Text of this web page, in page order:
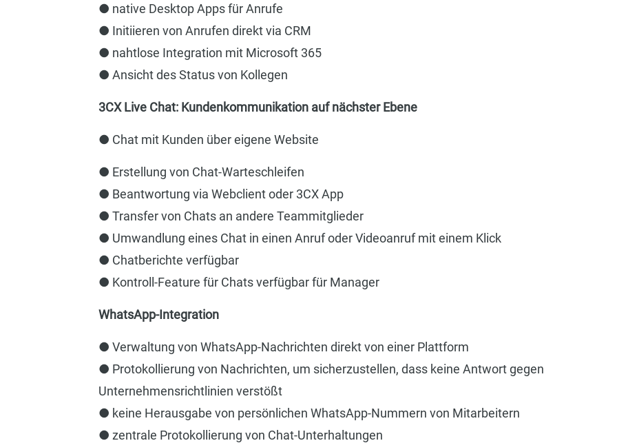
● native Desktop Apps für Anrufe
● Initiieren von Anrufen direkt via CRM
● nahtlose Integration mit Microsoft 365
● Ansicht des Status von Kollegen
3CX Live Chat: Kundenkommunikation auf nächster Ebene
● Chat mit Kunden über eigene Website
● Erstellung von Chat-Warteschleifen
● Beantwortung via Webclient oder 3CX App
● Transfer von Chats an andere Teammitglieder
● Umwandlung eines Chat in einen Anruf oder Videoanruf mit einem Klick
● Chatberichte verfügbar
● Kontroll-Feature für Chats verfügbar für Manager
WhatsApp-Integration
● Verwaltung von WhatsApp-Nachrichten direkt von einer Plattform
● Protokollierung von Nachrichten, um sicherzustellen, dass keine Antwort gegen
Unternehmensrichtlinien verstößt
● keine Herausgabe von persönlichen WhatsApp-Nummern von Mitarbeitern
● zentrale Protokollierung von Chat-Unterhaltungen